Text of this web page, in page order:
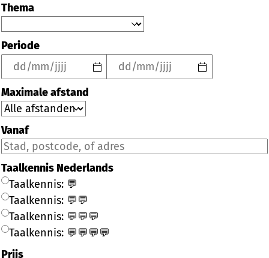
Thema
Periode
Maximale afstand
Vanaf
Taalkennis Nederlands
Taalkennis: 💬
Taalkennis: 💬💬
Taalkennis: 💬💬💬
Taalkennis: 💬💬💬💬
Prijs